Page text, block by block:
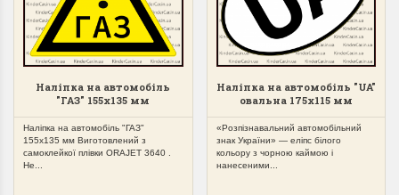
Наліпка на автомобіль
"ГАЗ" 155х135 мм
Наліпка на автомобіль "ГАЗ"
155х135 мм Виготовлений з
самоклейкої плівки ORAJET 3640 .
Не...
Наліпка на автомобіль "UA"
овальна 175х115 мм
«Розпізнавальний автомобільний
знак України» — еліпс білого
кольору з чорною каймою і
нанесеними...